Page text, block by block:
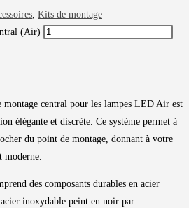
, Kits de montage
(Air)
central pour les lampes LED Air est
élégante et discrète. Ce système permet à
du point de montage, donnant à votre
moderne.
des composants durables en acier
inoxydable peint en noir par